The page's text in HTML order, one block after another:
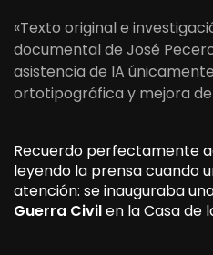
«Texto original e
documental de José
asistencia de IA
ortotipográfica y mejora
Recuerdo perfectamente
leyendo la prensa cuando
atención: se inauguraba
Guerra Civilen la Casa de